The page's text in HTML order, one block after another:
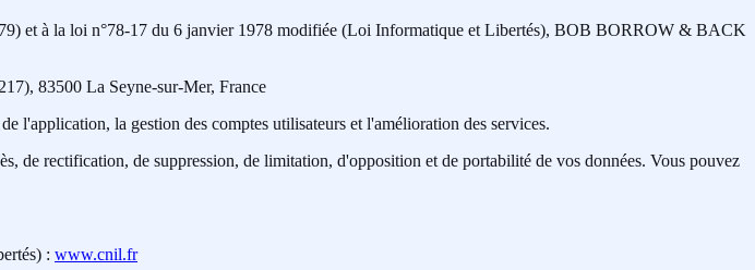
et à la loi n°78-17 du 6 janvier 1978 modifiée (Loi Informatique et Libertés), BOB BORROW & BACK
83500 La Seyne-sur-Mer, France
l'application, la gestion des comptes utilisateurs et l'amélioration des services.
de rectification, de suppression, de limitation, d'opposition et de portabilité de vos données. Vous pouvez
: www.cnil.fr